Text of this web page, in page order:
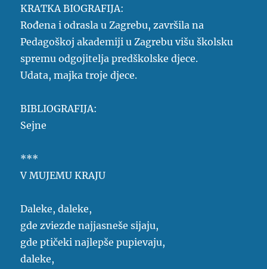
KRATKA BIOGRAFIJA:
Rođena i odrasla u Zagrebu, završila na
Pedagoškoj akademiji u Zagrebu višu školsku
spremu odgojitelja predškolske djece.
Udata, majka troje djece.
BIBLIOGRAFIJA:
Sejne
***
V MUJEMU KRAJU
Daleke, daleke,
gde zviezde najjasneše sijaju,
gde ptičeki najlepše pupievaju,
daleke,